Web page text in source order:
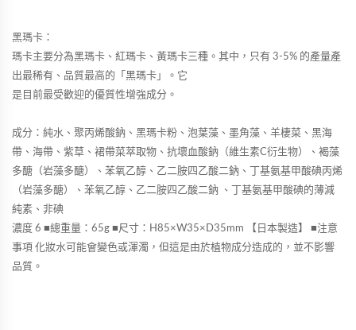
黑瑪卡：
瑪卡主要分為黑瑪卡、紅瑪卡、黃瑪卡三種。其中，只有 3-5% 的產量產
出最稀有、品質最高的「黑瑪卡」。它
是目前最受歡迎的優質性增強成分。
成分：純水、聚丙烯酸鈉、黑瑪卡粉、泡葉藻、墨角藻、羊棲菜、黑海
帶、海帶、紫草、裙帶菜萃取物、抗壞血酸鈉（維生素C衍生物）、褐藻
多醣（岩藻多醣）、苯氧乙醇、乙二胺四乙酸二鈉、丁基氨基甲酸碘丙烯
（岩藻多醣）、苯氧乙醇、乙二胺四乙酸二鈉 、丁基氨基甲酸碘的薄減
純素、非碘
濃度 6 ■總重量：65g ■尺寸：H85×W35×D35mm 【日本製造】 ■注意
事項 化妝水可能會變色或渾濁，但這是由於植物成分造成的，並不影響
品質。